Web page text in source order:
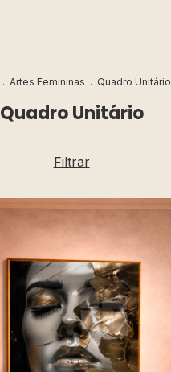
. Artes Femininas . Quadro Unitário
Quadro Unitário
Filtrar